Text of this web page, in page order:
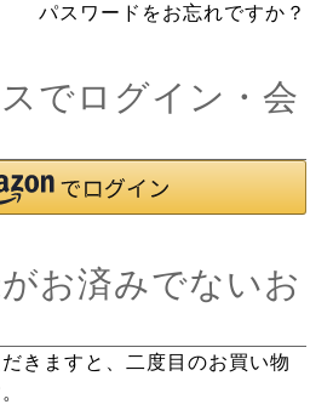
パスワードをお忘れですか？
でログイン・会
お済みでないお
きますと、二度目のお買い物